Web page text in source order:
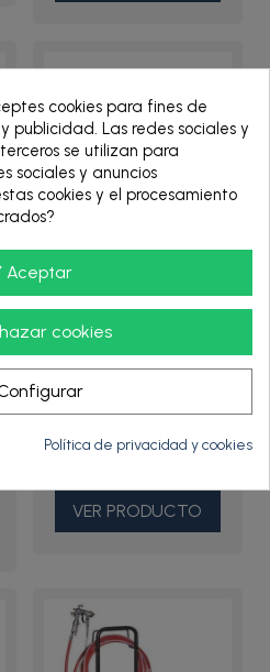
24A756
VER PRODUCTO
cookies para fines de
publicidad. Las redes sociales y
se utilizan para
sociales y anuncios
cookies y el procesamiento
Aceptar
cookies
Política de privacidad y cookies